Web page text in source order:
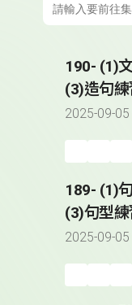
190- (1)
(3)造句練
曲介紹
2025-09-05
189- (1)
(3)句型
2025-09-05